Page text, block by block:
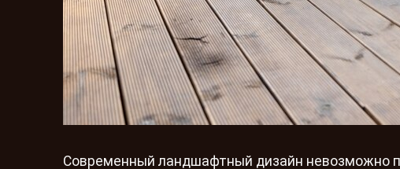
Современный ландшафтный дизайн невозможно